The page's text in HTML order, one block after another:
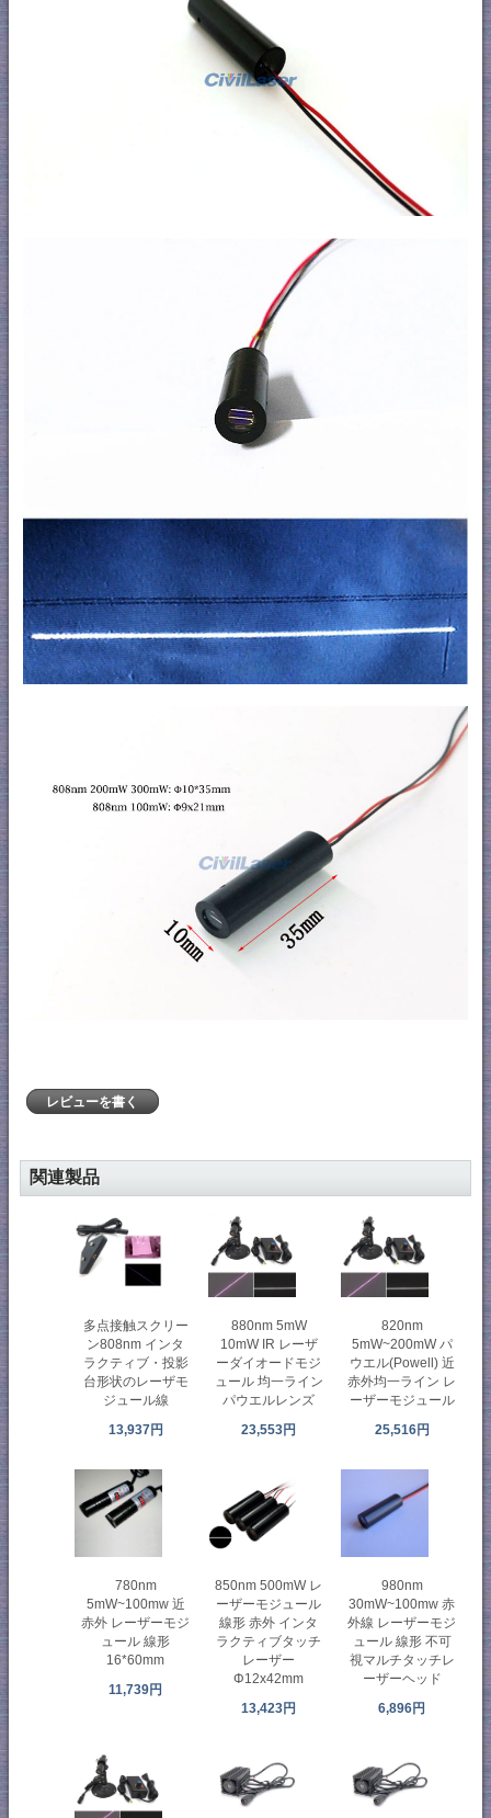
レビューを書く
関連製品
多点接触スクリー
ン808nm インタ
ラクティブ・投影
台形状のレーザモ
ジュール線
13,937円
880nm 5mW
10mW IR レーザ
ーダイオードモジ
ュール 均一ライン
パウエルレンズ
23,553円
820nm
5mW~200mW パ
ウエル(Powell) 近
赤外均一ライン レ
ーザーモジュール
25,516円
780nm
5mW~100mw 近
赤外 レーザーモジ
ュール 線形
16*60mm
11,739円
850nm 500mW レ
ーザーモジュール
線形 赤外 インタ
ラクティブタッチ
レーザー
Φ12x42mm
13,423円
980nm
30mW~100mw 赤
外線 レーザーモジ
ュール 線形 不可
視マルチタッチレ
ーザーヘッド
6,896円